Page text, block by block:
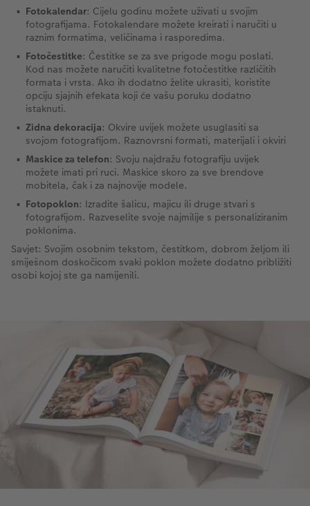
Fotokalendar: Cijelu godinu možete uživati u svojim
fotografijama. Fotokalendare možete kreirati i naručiti u
raznim formatima, veličinama i rasporedima.
Fotočestitke: Čestitke se za sve prigode mogu poslati.
Kod nas možete naručiti kvalitetne fotočestitke različitih
formata i vrsta. Ako ih dodatno želite ukrasiti, koristite
opciju sjajnih efekata koji će vašu poruku dodatno
istaknuti.
Zidna dekoracija: Okvire uvijek možete usuglasiti sa
svojom fotografijom. Raznovrsni formati, materijali i okviri
Maskice za telefon: Svoju najdražu fotografiju uvijek
možete imati pri ruci. Maskice skoro za sve brendove
mobitela, čak i za najnovije modele.
Fotopoklon: Izradite šalicu, majicu ili druge stvari s
fotografijom. Razveselite svoje najmilije s personaliziranim
poklonima.
Savjet: Svojim osobnim tekstom, čestitkom, dobrom željom ili
smiješnom doskočicom svaki poklon možete dodatno približiti
osobi kojoj ste ga namijenili.